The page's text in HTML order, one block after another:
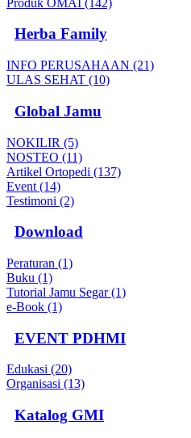
Herba Family
INFO PERUSAHAAN (21)
ULAS SEHAT (10)
Global Jamu
NOKILIR (5)
NOSTEO (11)
Artikel Ortopedi (137)
Event (14)
Testimoni (2)
Download
Peraturan (1)
Buku (1)
Tutorial Jamu Segar (1)
e-Book (1)
EVENT PDHMI
Edukasi (20)
Organisasi (13)
Katalog GMI